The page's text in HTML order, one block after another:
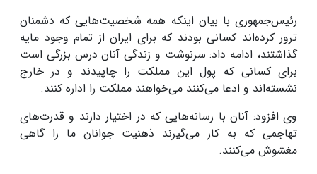
رئیس‌جمهوری با بیان اینکه همه شخصیت‌هایی که دشمنان
ترور کرده‌اند کسانی بودند که برای ایران از تمام وجود مایه
گذاشتند، ادامه داد: سرنوشت و زندگی آنان درس بزرگی است
برای کسانی که پول این مملکت را چاپیدند و در خارج
نشسته‌اند و ادعا می‌کنند می‌خواهند مملکت را اداره کنند.
وی افزود: آنان با رسانه‌هایی که در اختیار دارند و قدرت‌های
تهاجمی که به کار می‌گیرند ذهنیت جوانان ما را گاهی
مغشوش می‌کنند.